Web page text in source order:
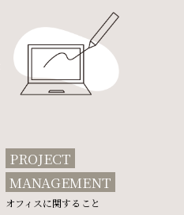
PROJECT
MANAGEMENT
オフィスに関すること